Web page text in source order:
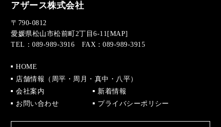
アザース株式会社
〒790-0812
愛媛県松山市松前町2丁目6-11[MAP]
TEL：089-989-3916 FAX：089-989-3915
HOME
店舗情報（周平・周月・真中・八平）
会社案内
新着情報
お問い合わせ
プライバシーポリシー